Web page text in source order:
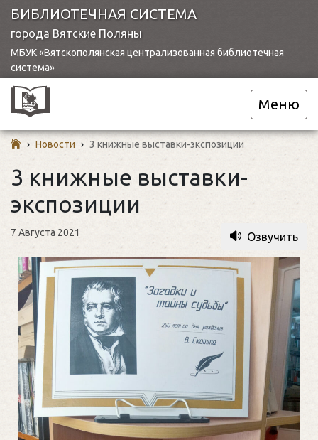
БИБЛИОТЕЧНАЯ СИСТЕМА
города Вятские Поляны
МБУК «Вятскополянская централизованная библиотечная
система»
Меню
› Новости › 3 книжные выставки-экспозиции
3 книжные выставки-
экспозиции
7 Августа 2021 Озвучить